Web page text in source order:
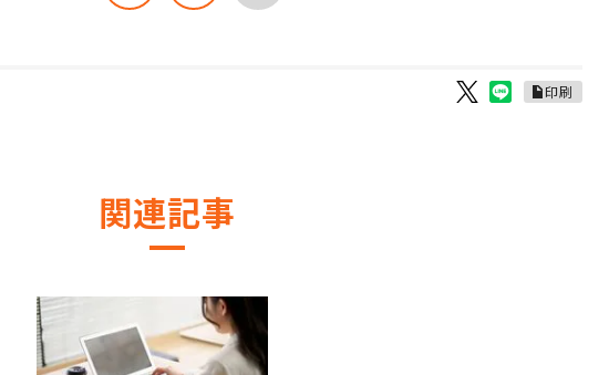
印刷
関連記事